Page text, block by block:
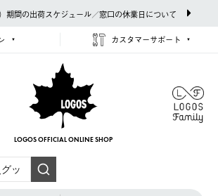
期間の出荷スケジュール／窓口の休業日について
カスタマーサポート
LOGOS OFFICIAL ONLINE SHOP